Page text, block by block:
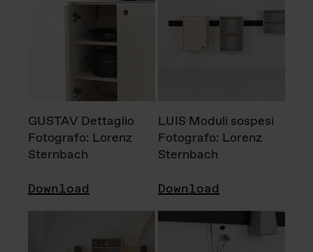
GUSTAV Dettaglio
Fotografo: Lorenz
Sternbach
Download
LUIS Moduli sospesi
Fotografo: Lorenz
Sternbach
Download